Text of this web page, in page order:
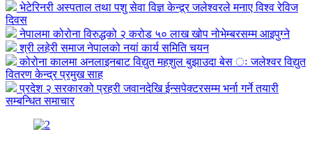
भेटेरिनरी अस्पताल तथा पशु सेवा विज्ञ केन्द्र्र जलेश्वरले मनाए विश्व रेविज
दिवस
नेपालमा कोरोना विरुद्धको २ करोड ५० लाख खोप नोभेम्बरसम्म आइपुग्ने
श्री लहेरी समाज नेपालको नयां कार्य समिति चयन
कोरोना कालमा अनलाइनबाट विद्युत महशुल बुझाउदा बेस ः जलेश्वर विद्युत
वितरण केन्द्र प्रमुख साह
प्रदेश २ सरकारको प्रहरी जवानदेखि ईन्सपेक्टरसम्म भर्ना गर्ने तयारी
सम्बन्धित समाचार